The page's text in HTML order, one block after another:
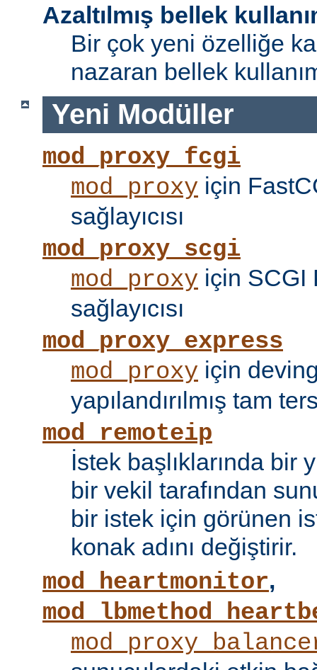
Azaltılmış bellek
Bir çok yeni özelliğe
nazaran bellek
Yeni Modüller
mod_proxy_fcgi
mod_proxy için
sağlayıcısı
mod_proxy_scgi
mod_proxy için SCGI
sağlayıcısı
mod_proxy_express
mod_proxy için
yapılandırılmış tam
mod_remoteip
İstek başlıklarında bir
bir vekil tarafından
bir istek için görünen
konak adını değiştirir.
mod_heartmonitor,